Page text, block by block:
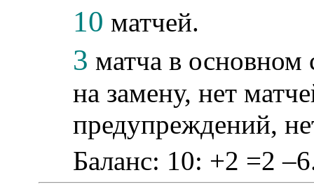
10 матчей.
3 матча в основном
на замену, нет
предупреждений,
Баланс: 10: +2 =2